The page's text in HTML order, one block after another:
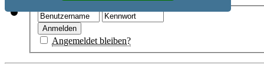
Angemeldet bleiben?